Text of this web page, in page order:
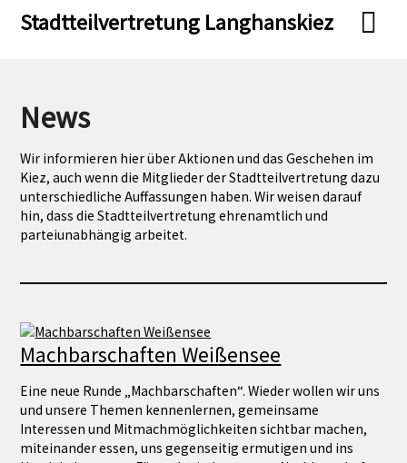
Skip
SkipStadtteilvertretung Langhanskiez
News
Wir informieren hier über Aktionen und das Geschehen im
Kiez, auch wenn die Mitglieder der Stadtteilvertretung dazu
unterschiedliche Auffassungen haben. Wir weisen darauf
hin, dass die Stadtteilvertretung ehrenamtlich und
parteiunabhängig arbeitet.
Machbarschaften Weißensee
Eine neue Runde „Machbarschaften“. Wieder wollen wir uns
und unsere Themen kennenlernen, gemeinsame
Interessen und Mitmachmöglichkeiten sichtbar machen,
miteinander essen, uns gegenseitig ermutigen und ins